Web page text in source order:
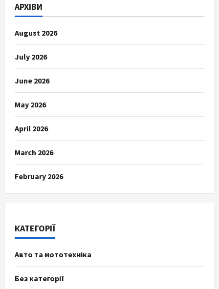
АРХІВИ
August 2026
July 2026
June 2026
May 2026
April 2026
March 2026
February 2026
КАТЕГОРІЇ
Авто та мототехніка
Без категорії